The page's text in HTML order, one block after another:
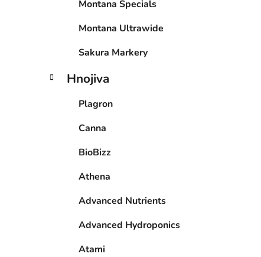
Montana Specials
Montana Ultrawide
Sakura Markery
Hnojiva
Plagron
Canna
BioBizz
Athena
Advanced Nutrients
Advanced Hydroponics
Atami